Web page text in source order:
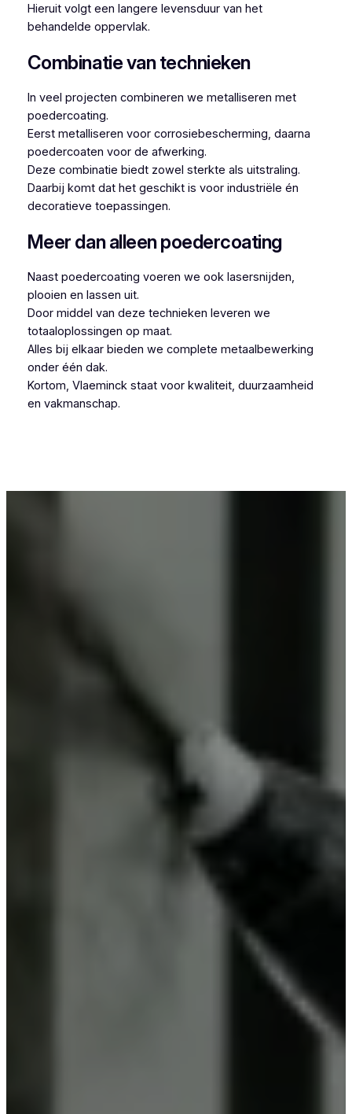
Hieruit volgt een langere levensduur van het
behandelde oppervlak.
Combinatie van technieken
In veel projecten combineren we metalliseren met
poedercoating.
Eerst metalliseren voor corrosiebescherming, daarna
poedercoaten voor de afwerking.
Deze combinatie biedt zowel sterkte als uitstraling.
Daarbij komt dat het geschikt is voor industriële én
decoratieve toepassingen.
Meer dan alleen poedercoating
Naast poedercoating voeren we ook lasersnijden,
plooien en lassen uit.
Door middel van deze technieken leveren we
totaaloplossingen op maat.
Alles bij elkaar bieden we complete metaalbewerking
onder één dak.
Kortom, Vlaeminck staat voor kwaliteit, duurzaamheid
en vakmanschap.